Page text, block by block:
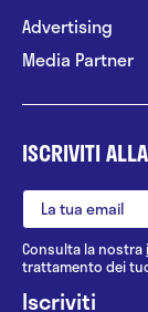
Advertising
Media Partner
ISCRIVITI
Consulta la nostra
trattamento dei